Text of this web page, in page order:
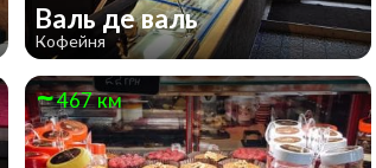
Валь де валь
Кофейня
467 км